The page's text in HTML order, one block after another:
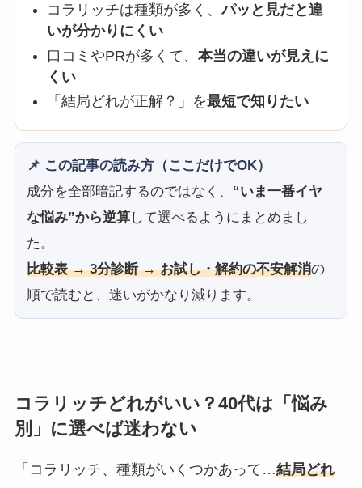
コラリッチは種類が多く、パッと見だと違
いが分かりにくい
口コミやPRが多くて、本当の違いが見えに
くい
「結局どれが正解？」を最短で知りたい
📌 この記事の読み方（ここだけでOK）
成分を全部暗記するのではなく、 “いま一番イヤ
な悩み”から逆算して選べるようにまとめまし
た。
比較表 → 3分診断 → お試し・解約の不安解消の
順で読むと、迷いがかなり減ります。
コラリッチどれがいい？40代は「悩み
別」に選べば迷わない
「コラリッチ、種類がいくつかあって…結局どれ